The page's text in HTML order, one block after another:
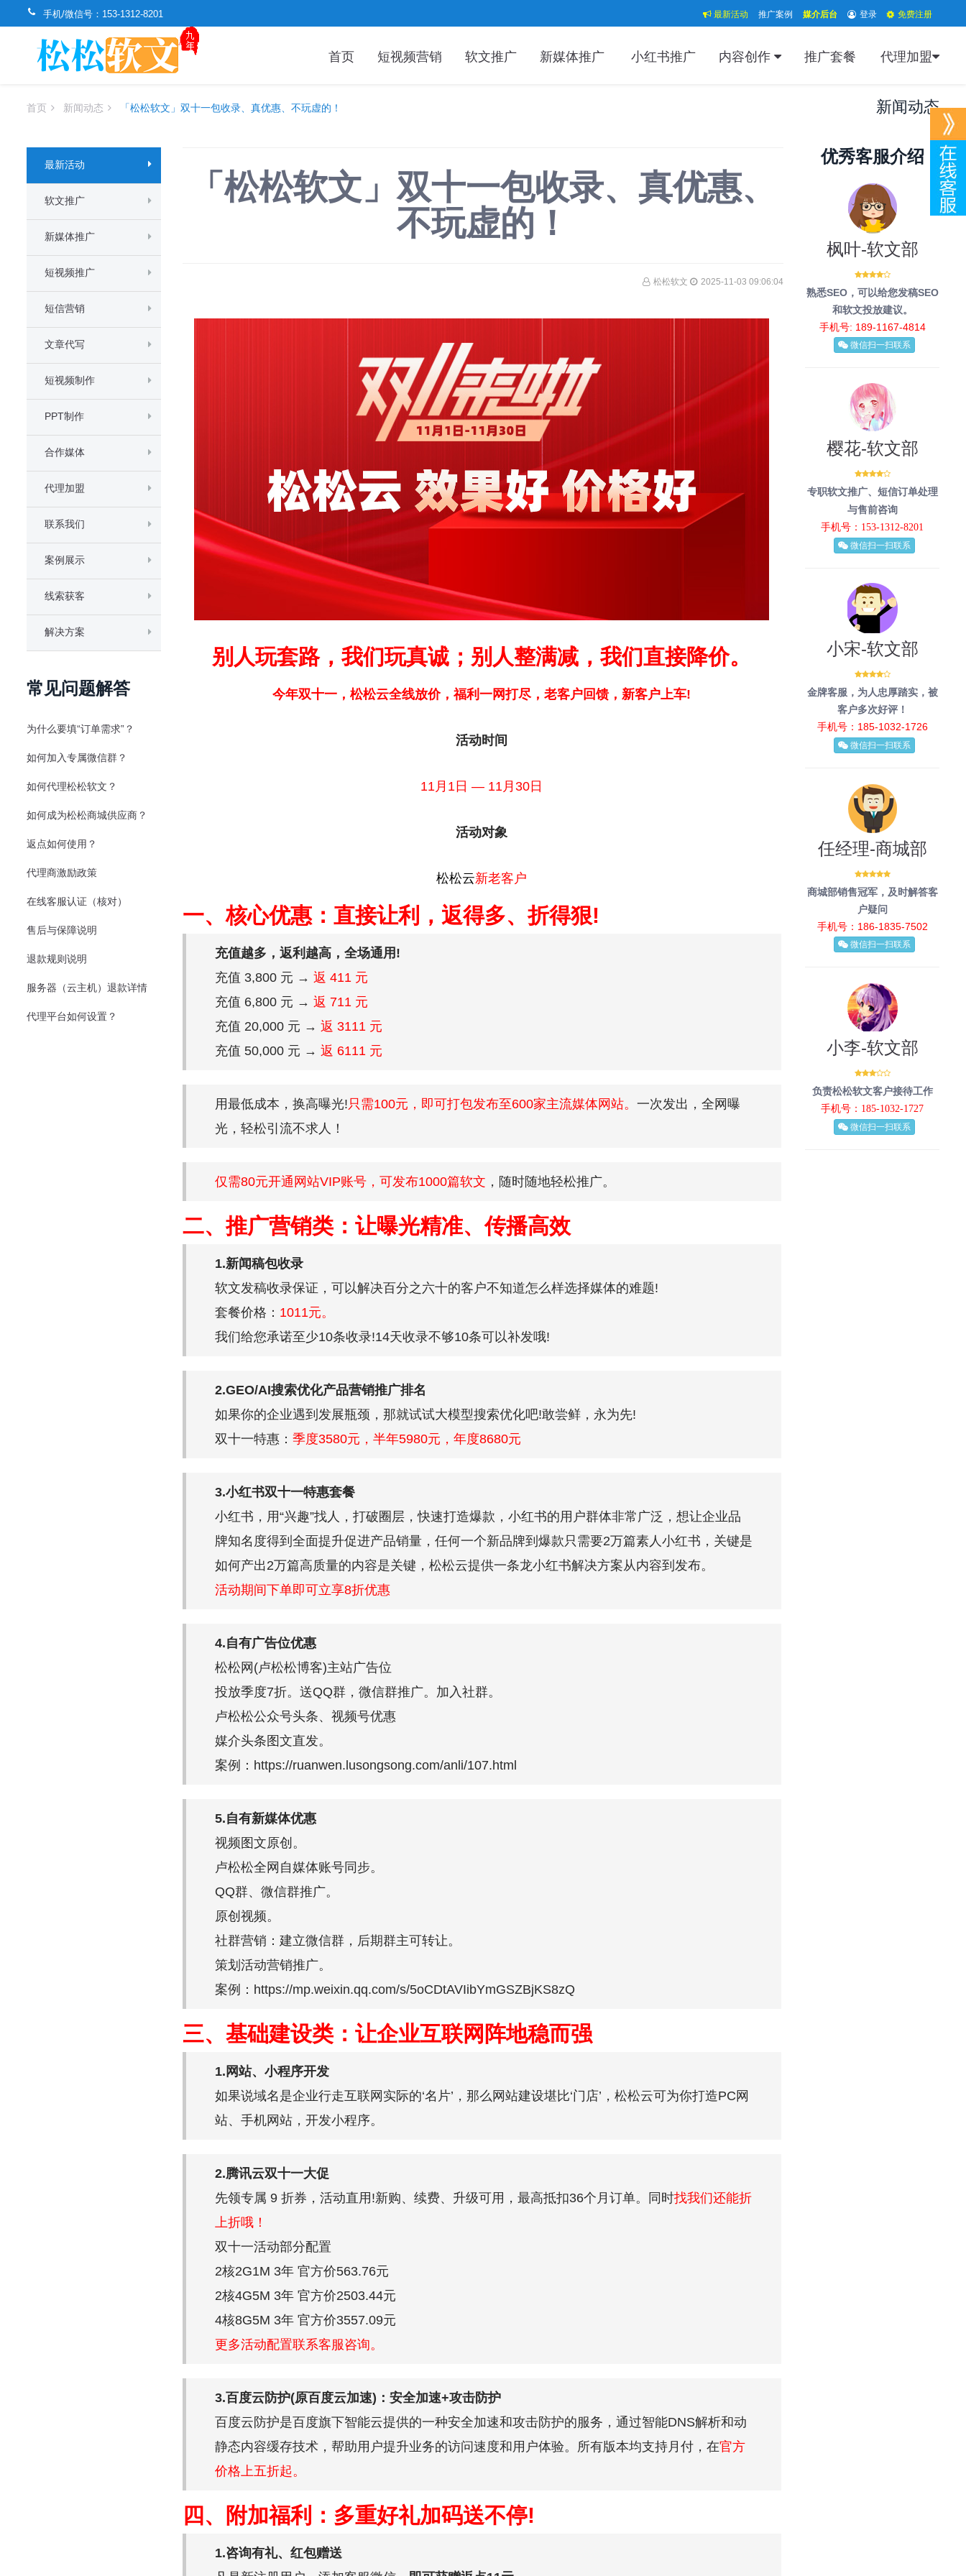
手机/微信号： 153-1312-8201 最新活动 推广案例 媒介后台 登录 免费注册
首页 短视频营销 软文推广 新媒体推广 小红书推广 内容创作 推广套餐 代理加盟
首页 新闻动态 「松松软文」双十一包收录、真优惠、不玩虚的！ 新闻动态
最新活动
软文推广
新媒体推广
短视频推广
短信营销
文章代写
短视频制作
PPT制作
合作媒体
代理加盟
联系我们
案例展示
线索获客
解决方案
常见问题解答
为什么要填“订单需求”？
如何加入专属微信群？
如何代理松松软文？
如何成为松松商城供应商？
返点如何使用？
代理商激励政策
在线客服认证（核对）
售后与保障说明
退款规则说明
服务器（云主机）退款详情
代理平台如何设置？
「松松软文」双十一包收录、真优惠、
不玩虚的！
松松软文 2025-11-03 09:06:04
别人玩套路，我们玩真诚；别人整满减，我们直接降价。
今年双十一，松松云全线放价，福利一网打尽，老客户回馈，新客户上车!
活动时间
11月1日 — 11月30日
活动对象
松松云新老客户
一、核心优惠：直接让利，返得多、折得狠!
充值越多，返利越高，全场通用!
充值 3,800 元 → 返 411 元
充值 6,800 元 → 返 711 元
充值 20,000 元 → 返 3111 元
充值 50,000 元 → 返 6111 元
用最低成本，换高曝光!只需100元，即可打包发布至600家主流媒体网站。 一次发出，全网曝
光，轻松引流不求人！
仅需80元开通网站VIP账号，可发布1000篇软文 ，随时随地轻松推广。
二、推广营销类：让曝光精准、传播高效
1.新闻稿包收录
软文发稿收录保证，可以解决百分之六十的客户不知道怎么样选择媒体的难题!
套餐价格： 1011元。
我们给您承诺至少10条收录!14天收录不够10条可以补发哦!
2.GEO/AI搜索优化产品营销推广排名
如果你的企业遇到发展瓶颈，那就试试大模型搜索优化吧!敢尝鲜，永为先!
双十一特惠： 季度3580元，半年5980元，年度8680元
3.小红书双十一特惠套餐
小红书，用“兴趣”找人，打破圈层，快速打造爆款，小红书的用户群体非常广泛，想让企业品
牌知名度得到全面提升促进产品销量，任何一个新品牌到爆款只需要2万篇素人小红书，关键是
如何产出2万篇高质量的内容是关键，松松云提供一条龙小红书解决方案从内容到发布。
活动期间下单即可立享8折优惠
4.自有广告位优惠
松松网(卢松松博客)主站广告位
投放季度7折。送QQ群，微信群推广。加入社群。
卢松松公众号头条、视频号优惠
媒介头条图文直发。
案例：https://ruanwen.lusongsong.com/anli/107.html
5.自有新媒体优惠
视频图文原创。
卢松松全网自媒体账号同步。
QQ群、微信群推广。
原创视频。
社群营销：建立微信群，后期群主可转让。
策划活动营销推广。
案例：https://mp.weixin.qq.com/s/5oCDtAVIibYmGSZBjKS8zQ
三、基础建设类：让企业互联网阵地稳而强
1.网站、小程序开发
如果说域名是企业行走互联网实际的‘名片’，那么网站建设堪比‘门店’，松松云可为你打造PC网
站、手机网站，开发小程序。
2.腾讯云双十一大促
先领专属 9 折券，活动直用!新购、续费、升级可用，最高抵扣36个月订单。同时找我们还能折
上折哦！
双十一活动部分配置
2核2G1M 3年 官方价563.76元
2核4G5M 3年 官方价2503.44元
4核8G5M 3年 官方价3557.09元
更多活动配置联系客服咨询。
3.百度云防护(原百度云加速)：安全加速+攻击防护
百度云防护是百度旗下智能云提供的一种安全加速和攻击防护的服务，通过智能DNS解析和动
静态内容缓存技术，帮助用户提升业务的访问速度和用户体验。所有版本均支持月付，在官方
价格上五折起。
四、附加福利：多重好礼加码送不停!
1.咨询有礼、红包赠送
优秀客服介绍
枫叶-软文部
熟悉SEO，可以给您发稿SEO
和软文投放建议。
手机号: 189-1167-4814
微信扫一扫联系
樱花-软文部
专职软文推广、短信订单处理
与售前咨询
手机号：153-1312-8201
微信扫一扫联系
小宋-软文部
金牌客服，为人忠厚踏实，被
客户多次好评！
手机号：185-1032-1726
微信扫一扫联系
任经理-商城部
商城部销售冠军，及时解答客
户疑问
手机号：186-1835-7502
微信扫一扫联系
小李-软文部
负责松松软文客户接待工作
手机号：185-1032-1727
微信扫一扫联系